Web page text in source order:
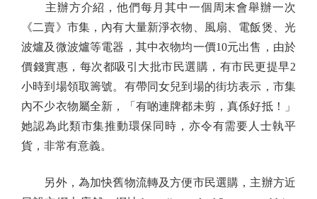
主辦方介紹，他們每月其中一個周末會舉辦一次
《二賣》市集，內有大量新淨衣物、風扇、電飯煲、光
波爐及微波爐等電器，其中衣物均一價10元出售，由於
價錢實惠，每次都吸引大批市民選購，有市民更提早2
小時到場領取籌號。有帶同女兒到場的街坊表示，市集
內不少衣物屬全新，「有啲連牌都未剪，真係好抵！」
她認為此類市集推動環保同時，亦令有需要人士執平
貨，非常有意義。
另外，為加快舊物流轉及方便市民選購，主辦方近